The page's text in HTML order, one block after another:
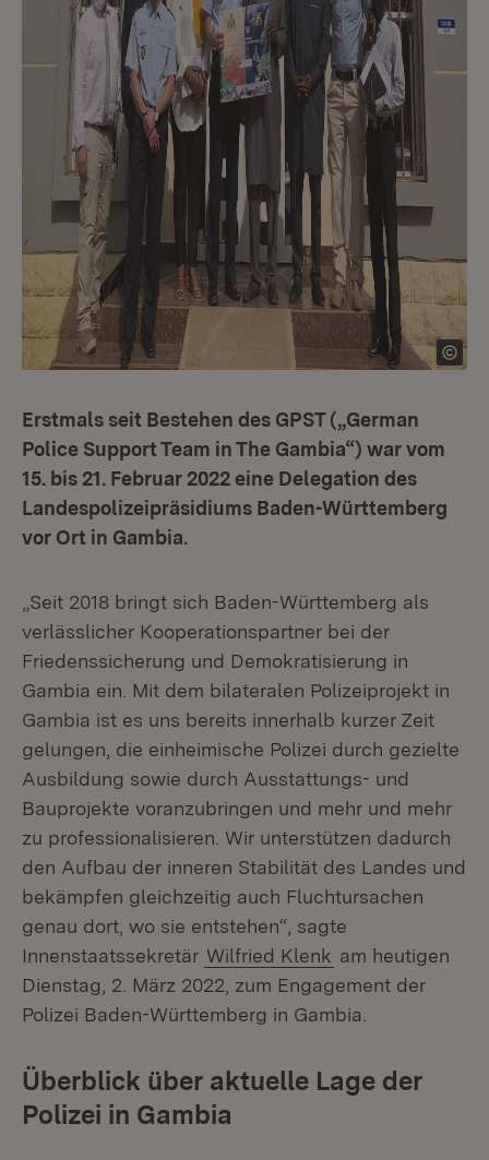
Erstmals seit Bestehen des GPST („German
Police Support Team in The Gambia“) war vom
15. bis 21. Februar 2022 eine Delegation des
Landespolizeipräsidiums Baden-Württemberg
vor Ort in Gambia.
„Seit 2018 bringt sich Baden-Württemberg als
verlässlicher Kooperationspartner bei der
Friedenssicherung und Demokratisierung in
Gambia ein. Mit dem bilateralen Polizeiprojekt in
Gambia ist es uns bereits innerhalb kurzer Zeit
gelungen, die einheimische Polizei durch gezielte
Ausbildung sowie durch Ausstattungs- und
Bauprojekte voranzubringen und mehr und mehr
zu professionalisieren. Wir unterstützen dadurch
den Aufbau der inneren Stabilität des Landes und
bekämpfen gleichzeitig auch Fluchtursachen
genau dort, wo sie entstehen“, sagte
Innenstaatssekretär Wilfried Klenk am heutigen
Dienstag, 2. März 2022, zum Engagement der
Polizei Baden-Württemberg in Gambia.
Überblick über aktuelle Lage der
Polizei in Gambia